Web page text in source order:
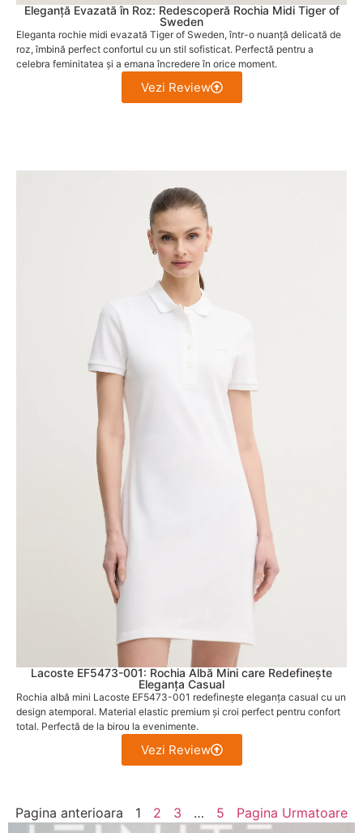
Eleganță Evazată în Roz: Redescoperă Rochia Midi Tiger of
Sweden
Eleganta rochie midi evazată Tiger of Sweden, într-o nuanță delicată de
roz, îmbină perfect confortul cu un stil sofisticat. Perfectă pentru a
celebra feminitatea și a emana încredere în orice moment.
Vezi Review
Lacoste EF5473-001: Rochia Albă Mini care Redefinește
Eleganța Casual
Rochia albă mini Lacoste EF5473-001 redefinește eleganța casual cu un
design atemporal. Material elastic premium și croi perfect pentru confort
total. Perfectă de la birou la evenimente.
Vezi Review
Pagina anterioara 1 2 3 … 5 Pagina Urmatoare